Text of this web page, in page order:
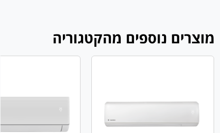
מוצרים נוספים מהקטגוריה